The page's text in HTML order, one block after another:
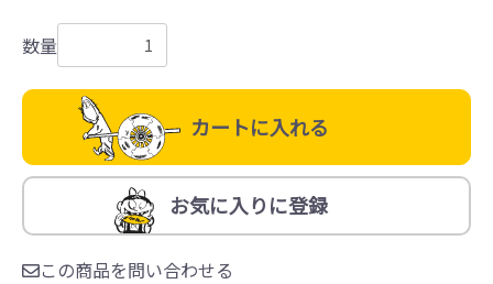
数量
カートに入れる
お気に入りに登録
この商品を問い合わせる